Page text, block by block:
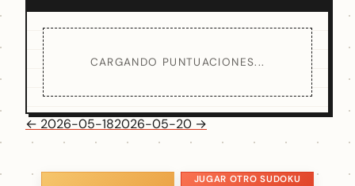
CARGANDO PUNTUACIONES...
← 2026-05-182026-05-20 →
JUGAR OTRO SUDOKU